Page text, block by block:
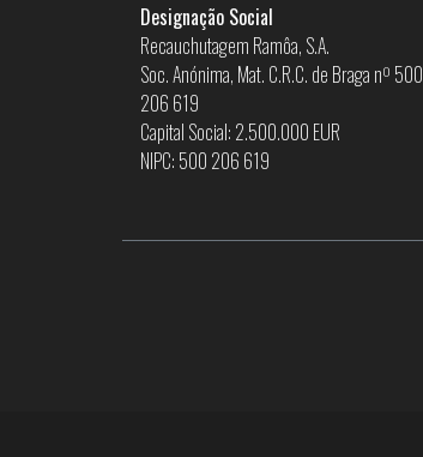
Designação Social
Recauchutagem Ramôa, S.A.
Soc. Anónima, Mat. C.R.C. de Braga nº 500
206 619
Capital Social: 2.500.000 EUR
NIPC: 500 206 619